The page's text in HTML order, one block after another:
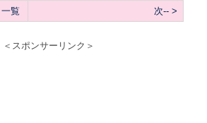
一覧 次-- >
＜スポンサーリンク＞